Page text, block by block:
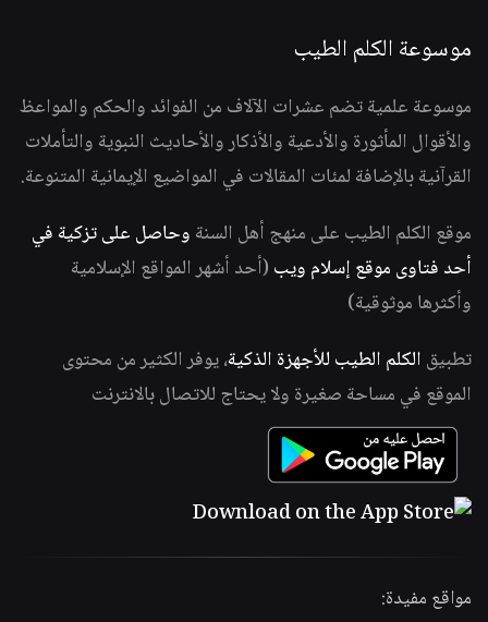
موسوعة الكلم الطيب
موسوعة علمية تضم عشرات الآلاف من الفوائد والحكم والمواعظ
والأقوال المأثورة والأدعية والأذكار والأحاديث النبوية والتأملات
القرآنية بالإضافة لمئات المقالات في المواضيع الإيمانية المتنوعة.
موقع الكلم الطيب على منهج أهل السنة وحاصل على تزكية في
أحد فتاوى موقع إسلام ويب (أحد أشهر المواقع الإسلامية
وأكثرها موثوقية)
تطبيق الكلم الطيب للأجهزة الذكية، يوفر الكثير من محتوى
الموقع في مساحة صغيرة ولا يحتاج للاتصال بالانترنت
مواقع مفيدة: